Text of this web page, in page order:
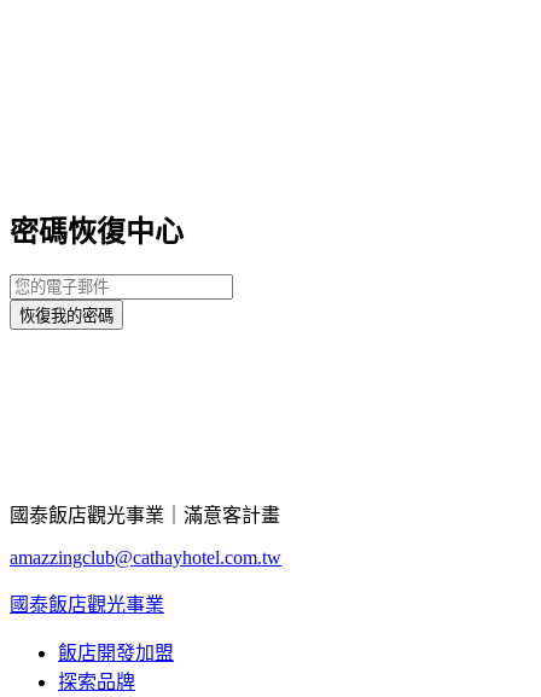
密碼恢復中心
恢復我的密碼
國泰飯店觀光事業｜滿意客計畫
amazzingclub@cathayhotel.com.tw
國泰飯店觀光事業
飯店開發加盟
探索品牌